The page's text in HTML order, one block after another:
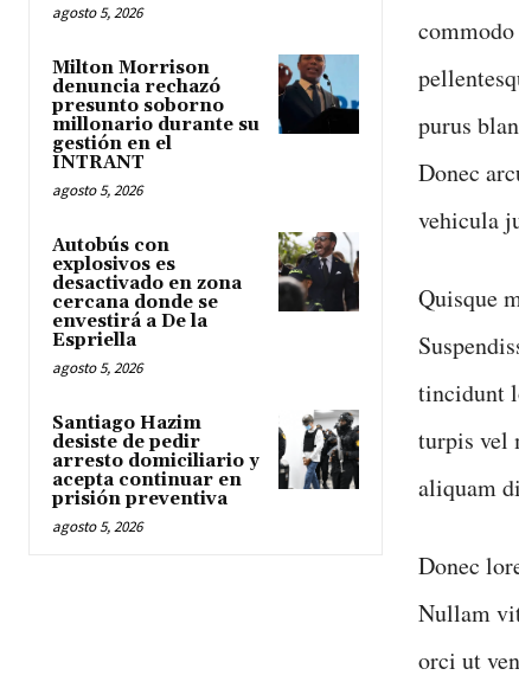
agosto 5, 2026
Milton Morrison
denuncia rechazó
presunto soborno
millonario durante su
gestión en el
INTRANT
agosto 5, 2026
Autobús con
explosivos es
desactivado en zona
cercana donde se
envestirá a De la
Espriella
agosto 5, 2026
Santiago Hazim
desiste de pedir
arresto domiciliario y
acepta continuar en
prisión preventiva
agosto 5, 2026
purus
Donec
vehicula
Quisque
tincidunt
turpis vel
aliquam
Donec
Nullam
orci ut